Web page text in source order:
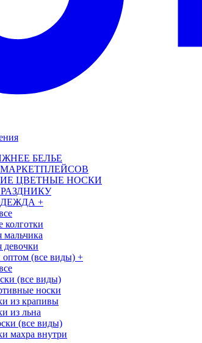
БЕЛЬЕ
ЦВЕТНЫЕ НОСКИ
+
мальчика
девочки
(все виды) +
(все виды)
носки
из крапивы
из льна
(все виды)
махра внутри